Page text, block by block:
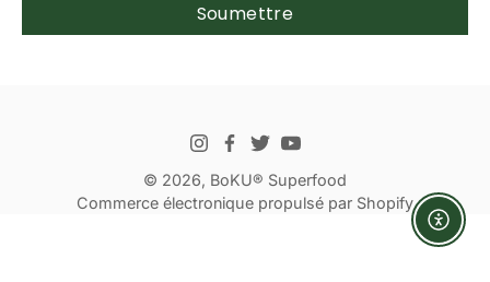
Soumettre
© 2026, BoKU® Superfood
Commerce électronique propulsé par Shopify